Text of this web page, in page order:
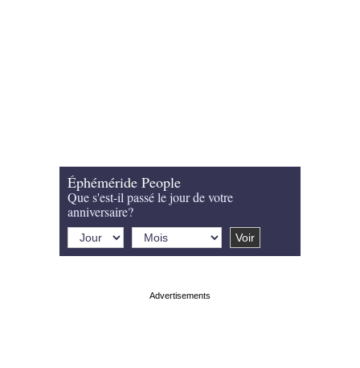
Éphéméride People
Que s'est-il passé le jour de votre
anniversaire?